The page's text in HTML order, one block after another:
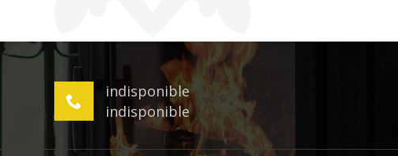
indisponible
indisponible